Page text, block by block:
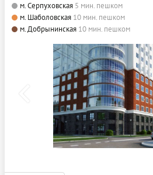
м. Серпуховская 5 мин. пешком
м. Шаболовская 10 мин. пешком
м. Добрынинская 10 мин. пешком